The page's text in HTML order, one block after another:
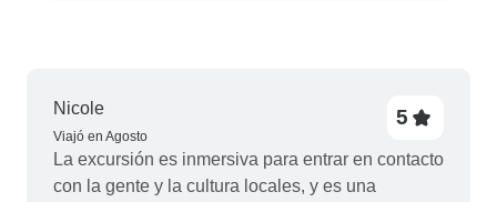
Nicole
Viajó en Agosto
5
La excursión es inmersiva para entrar en contacto
con la gente y la cultura locales, y es una